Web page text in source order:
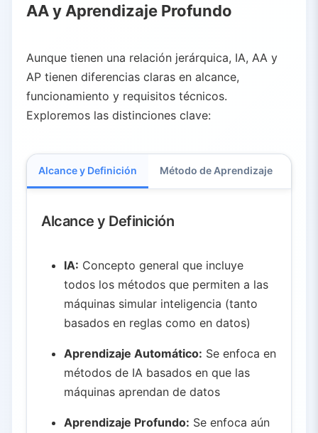
AA y Aprendizaje Profundo
Aunque tienen una relación jerárquica, IA, AA y
AP tienen diferencias claras en alcance,
funcionamiento y requisitos técnicos.
Exploremos las distinciones clave:
Alcance y Definición Método de Aprendizaje
Alcance y Definición
IA: Concepto general que incluye
todos los métodos que permiten a las
máquinas simular inteligencia (tanto
basados en reglas como en datos)
Aprendizaje Automático: Se enfoca en
métodos de IA basados en que las
máquinas aprendan de datos
Aprendizaje Profundo: Se enfoca aún